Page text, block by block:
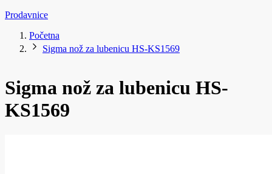
Prodavnice
Početna
Sigma nož za lubenicu HS-KS1569
Sigma nož za lubenicu HS-
KS1569